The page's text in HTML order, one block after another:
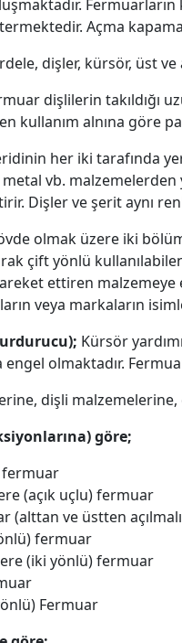
Açma
dişler, kürsör, üst
dişlilerin takıldığı
kullanım alnına göre
her iki tarafında
vb. malzemelerden
Dişler ve şerit aynı
olmak üzere iki
çift yönlü
ettiren malzemeye
veya markaların
Kürsör
engel olmaktadır.
dişli
göre;
(açık uçlu) fermuar
(alttan ve üstten
fermuar
(iki yönlü) fermuar
Fermuar